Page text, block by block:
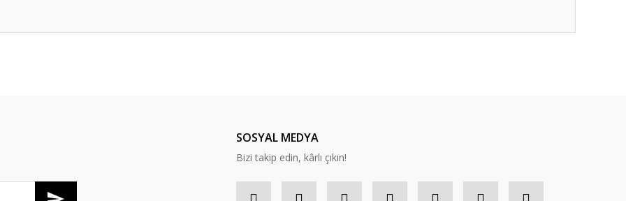
SOSYAL MEDYA
Bizi takip edin, kârlı çıkın!